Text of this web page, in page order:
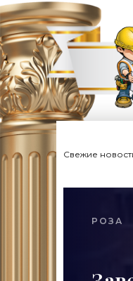
Свежие
РОЗА